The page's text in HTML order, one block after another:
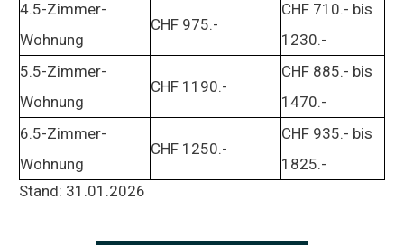
4.5-Zimmer-
Wohnung
CHF 975.-
CHF 710.- bis
1230.-
5.5-Zimmer-
Wohnung
CHF 1190.-
CHF 885.- bis
1470.-
6.5-Zimmer-
Wohnung
CHF 1250.-
CHF 935.- bis
1825.-
Stand: 31.01.2026